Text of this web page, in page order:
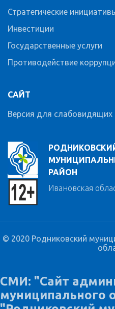
РАЙОН
Ивановская
Стратегические
Инвестиции
Государственные услуги
Противодействие
САЙТ
Версия для слабовидящих
© 2020 Родниковский
СМИ: "Сайт
муниципального